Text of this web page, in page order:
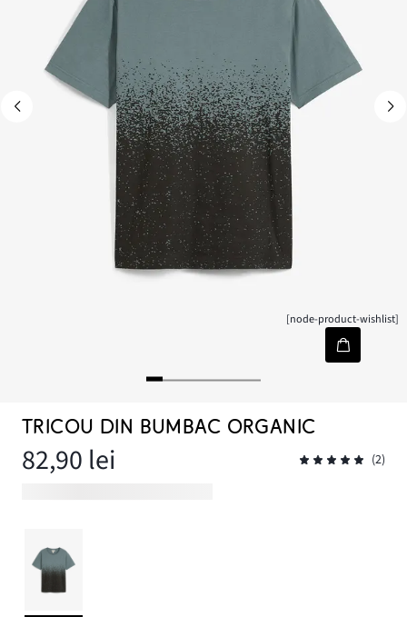
[node-product-wishlist]
TRICOU DIN BUMBAC ORGANIC
82,90 lei (2)